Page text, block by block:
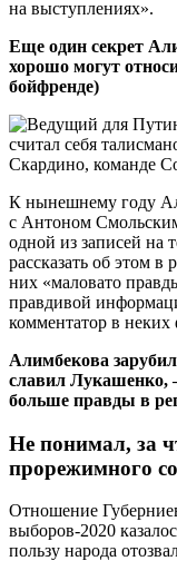
на выступлениях».
Еще один секрет
хорошо могут
бойфренде)
К нынешнему году
с Антоном
одной из записей на
рассказать об этом в
них «маловато
правдивой
комментатор в
Алимбекова
славил Лукашенко,
больше правды в
Не понимал, за
прорежимного
Отношение
выборов-2020
пользу народа